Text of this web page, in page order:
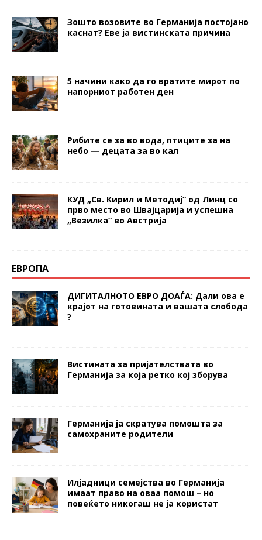
Зошто возовите во Германија постојано
каснат? Еве ја вистинската причина
5 начини како да го вратите мирот по
напорниот работен ден
Рибите се за во вода, птиците за на
небо — децата за во кал
КУД „Св. Кирил и Методиј“ од Линц со
прво место во Швајцарија и успешна
„Везилка“ во Австрија
ЕВРОПА
ДИГИТАЛНОТО ЕВРО ДОАЃА: Дали ова е
крајот на готовината и вашата слобода
?
Вистината за пријателствата во
Германија за која ретко кој зборува
Германија ја скратува помошта за
самохраните родители
Илјадници семејства во Германија
имаат право на оваа помош – но
повеќето никогаш не ја користат